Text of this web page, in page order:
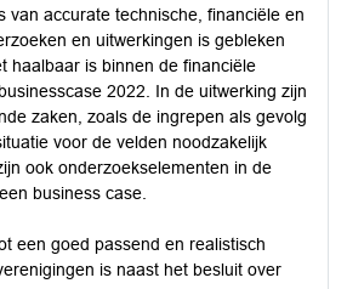
van accurate technische, financiële en
en uitwerkingen is gebleken
haalbaar is binnen de financiële
2022. In de uitwerking zijn
zaken, zoals de ingrepen als gevolg
voor de velden noodzakelijk
ook onderzoekselementen in de
business case.
een goed passend en realistisch
is naast het besluit over